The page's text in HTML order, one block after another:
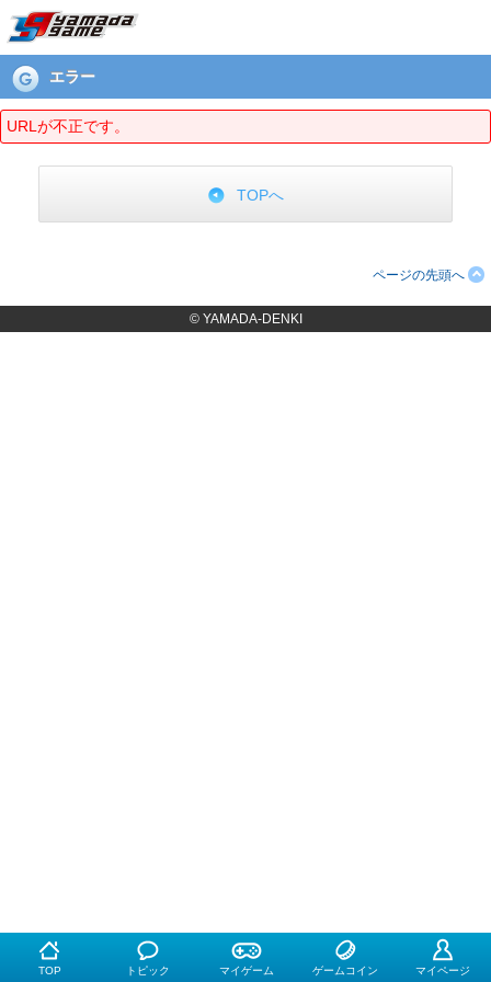
エラーページ
エラー
URLが不正です。
TOPへ
ページの先頭へ
© YAMADA-DENKI
TOP トピック マイゲーム ゲームコイン マイページ